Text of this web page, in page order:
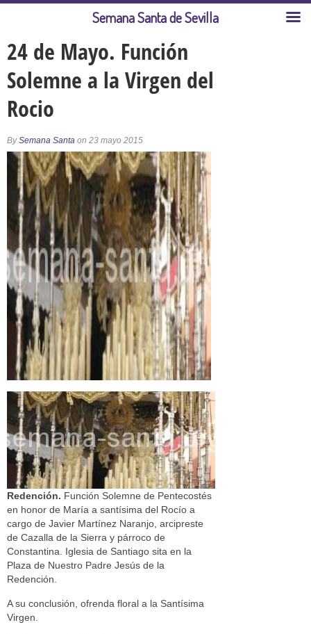
24 de Mayo. Función
Solemne a la Virgen del
Rocio
BySemana Santa on 23 mayo 2015
Redención. Función Solemne de Pentecostés
en honor de María a santísima del Rocío a
cargo de Javier Martínez Naranjo, arcipreste
de Cazalla de la Sierra y párroco de
Constantina. Iglesia de Santiago sita en la
Plaza de Nuestro Padre Jesús de la
Redención.
A su conclusión, ofrenda floral a la Santísima
Virgen.
Semana Santa de Sevilla